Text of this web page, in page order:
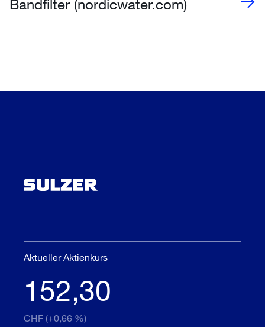
Bandfilter (nordicwater.com)
Aktueller Aktienkurs
152,30
CHF (+0,66 %)